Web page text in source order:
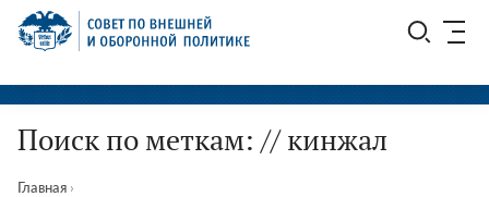
Перейти
СВОП
Поиск по меткам: // кинжал
Главная ›